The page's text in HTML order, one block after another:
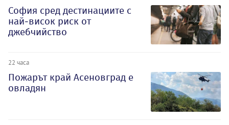
София сред дестинациите с
най-висок риск от
джебчийство
22 часа
Пожарът край Асеновград е
овладян